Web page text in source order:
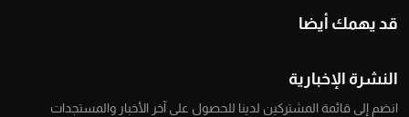
قد يهمك أيضا
النشرة الإخبارية
انضم إلى قائمة المشتركين لدينا للحصول على آخر الأخبار والمستجدات